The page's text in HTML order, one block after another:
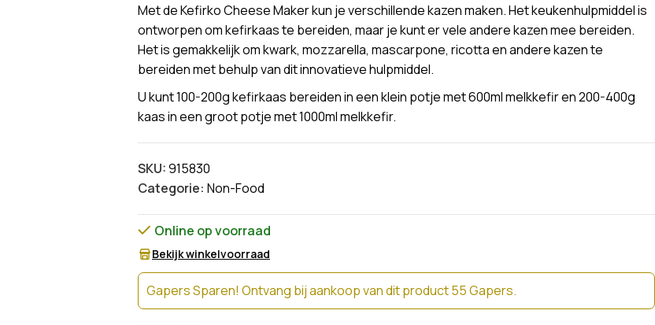
Met de Kefirko Cheese Maker kun je verschillende kazen maken. Het keukenhulpmiddel is
ontworpen om kefirkaas te bereiden, maar je kunt er vele andere kazen mee bereiden.
Het is gemakkelijk om kwark, mozzarella, mascarpone, ricotta en andere kazen te
bereiden met behulp van dit innovatieve hulpmiddel.
U kunt 100-200g kefirkaas bereiden in een klein potje met 600ml melkkefir en 200-400g
kaas in een groot potje met 1000ml melkkefir.
SKU:915830
Categorie: Non-Food
Online op voorraad
Bekijk winkelvoorraad
Gapers Sparen! Ontvang bij aankoop van dit product 55 Gapers.